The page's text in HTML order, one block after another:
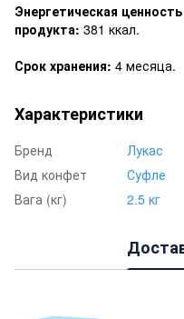
Энергетическая
продукта: 381 ккал.
Срок хранения: 4 месяца.
Характеристики
Бренд
Лукас
Вид конфет
Суфле
Вага (кг)
2.5 кг